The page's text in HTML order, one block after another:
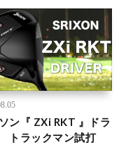
ン『 ZXi RKT 』ドラ
トラックマン試打